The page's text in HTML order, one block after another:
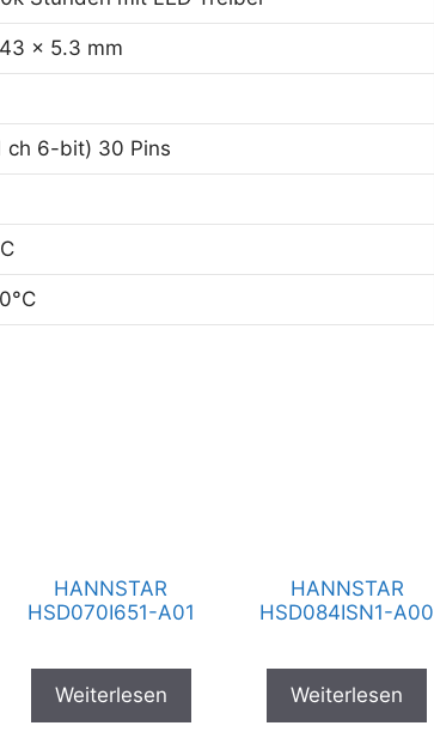
x 5.3 mm
ch 6-bit) 30 Pins
HANNSTAR
HSD070I651-A01
Weiterlesen
HANNSTAR
HSD084ISN1-A00
Weiterlesen